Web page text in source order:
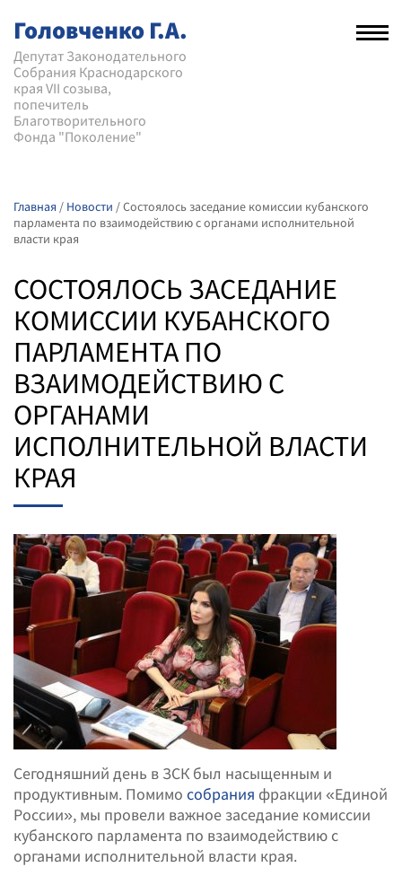
Головченко Г.А.
Депутат Законодательного
Собрания Краснодарского
края VII созыва,
попечитель
Благотворительного
Фонда "Поколение"
Главная / Новости /Состоялось заседание комиссии кубанского
парламента по взаимодействию с органами исполнительной
власти края
СОСТОЯЛОСЬ ЗАСЕДАНИЕ
КОМИССИИ КУБАНСКОГО
ПАРЛАМЕНТА ПО
ВЗАИМОДЕЙСТВИЮ С
ОРГАНАМИ
ИСПОЛНИТЕЛЬНОЙ ВЛАСТИ
КРАЯ
Сегодняшний день в ЗСК был насыщенным и
продуктивным. Помимо собрания фракции «Единой
России», мы провели важное заседание комиссии
кубанского парламента по взаимодействию с
органами исполнительной власти края.